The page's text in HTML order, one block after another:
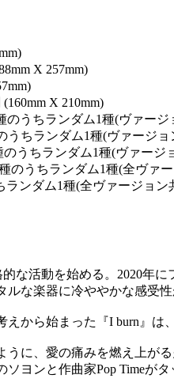
X 257mm)
X 210mm)
のうちランダム1種(ヴァージ
うちランダム1種(ヴァージョ
のうちランダム1種(ヴァージ
のうちランダム1種(全ヴァ
ランダム1種(全ヴァージョン
な活動を始める。2020年
な楽器に冷ややかな感受
えから始まった『I burn』
に、愛の痛みを燃え上が
ヨンと作曲家Pop Timeが